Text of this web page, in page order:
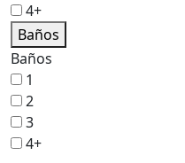
4+
Baños
Baños
1
2
3
4+